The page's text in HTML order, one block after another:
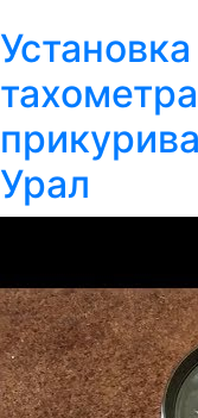
Урал